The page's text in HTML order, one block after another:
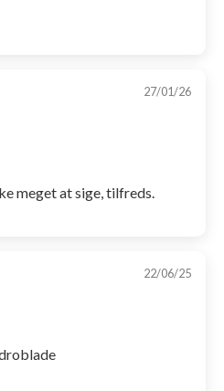
27/01/26
meget at sige, tilfreds.
22/06/25